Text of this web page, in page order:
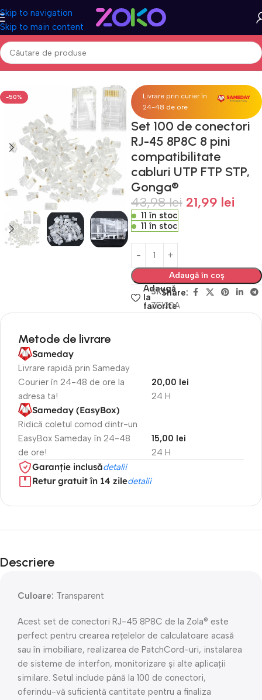
Skip to navigation
Skip to main content
Prima pagină Acasa PC & Gaming Accesorii
-50%
Livrare prin curier în
24-48 de ore
Set 100 de conectori
RJ-45 8P8C 8 pini
compatibilitate
cabluri UTP FTP STP,
Gonga®
43,98lei 21,99 lei
11 în stoc
11 în stoc
Adaugă în coș
Adaugă
la
favorite
SKU
ZE130A
Share:
Metode de livrare
Sameday
Livrare rapidă prin Sameday
Courier în 24-48 de ore la
adresa ta!
24 H
20,00 lei
Sameday (EasyBox)
Ridică coletul comod dintr-un
EasyBox Sameday în 24-48
de ore!
24 H
15,00 lei
Garanție inclusădetalii
Retur gratuit în 14 ziledetalii
Descriere
Culoare: Transparent
Acest set de conectori RJ-45 8P8C de la Zola® este
perfect pentru crearea rețelelor de calculatoare acasă
sau în imobiliare, realizarea de PatchCord-uri, instalarea
de sisteme de interfon, monitorizare și alte aplicații
similare. Setul include până la 100 de conectori,
oferindu-vă suficientă cantitate pentru a finaliza